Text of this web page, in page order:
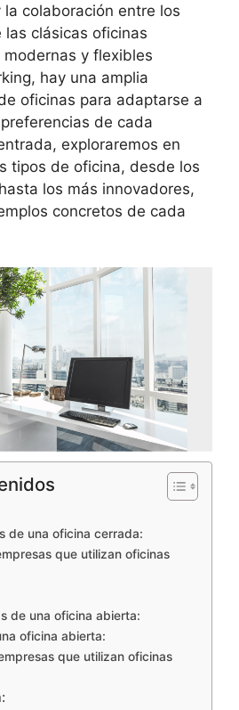
colaboración entre los
las clásicas oficinas
y flexibles
hay una amplia
oficinas para adaptarse a
de cada
exploraremos en
tipos de oficina, desde los
los más innovadores,
concretos de cada
de una oficina cerrada:
que utilizan oficinas
de una oficina abierta:
oficina abierta:
que utilizan oficinas